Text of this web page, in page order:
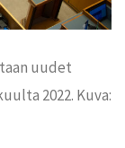
uudet
2022. Kuva: